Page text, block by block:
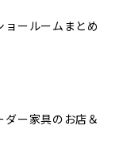
ールームまとめ
ー家具のお店＆